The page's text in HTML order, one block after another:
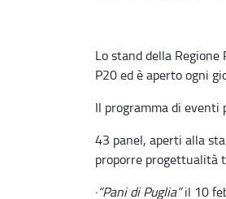
Lo stand della
P20 ed è aperto ogni
Il programma di eventi
43 panel, aperti alla
proporre progettualità
·“Pani di Puglia”il 10